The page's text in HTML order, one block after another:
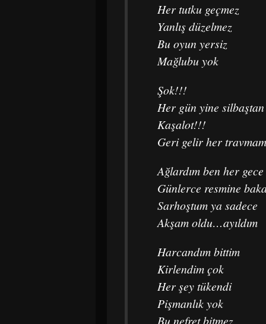
Her tutku geçmez
Yanlış düzelmez
Bu oyun yersiz
Mağlubu yok
Şok!!!
Her gün yine silbaştan
Kaşalot!!!
Geri gelir her travmam
Ağlardım ben her gece
Günlerce resmine
Sarhoştum ya sadece
Akşam oldu…ayıldım
Harcandım bittim
Kirlendim çok
Her şey tükendi
Pişmanlık yok
Bu nefret bitmez